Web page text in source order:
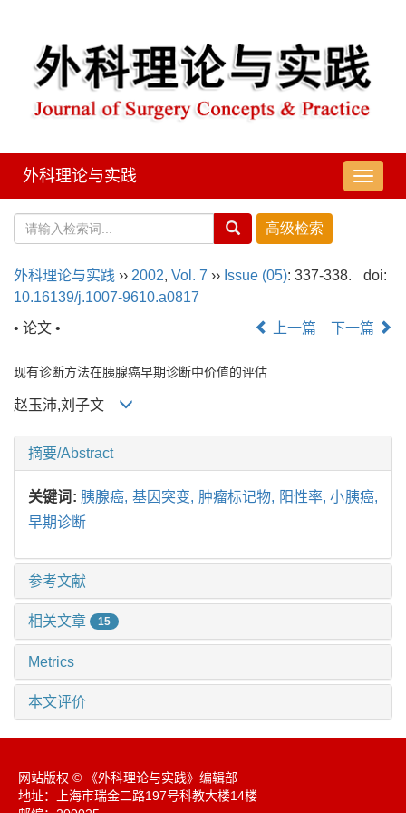
导
航
外科理论与实践
外科理论与实践 ›› 2002, Vol. 7 ›› Issue (05): 337-338.
doi:
10.16139/j.1007-9610.a0817
• 论文 •
上一篇 下一篇
现有诊断方法在胰腺癌早期诊断中价值的评估
赵玉沛,刘子文
摘要/Abstract
关键词: 胰腺癌, 基因突变, 肿瘤标记物, 阳性率,小胰癌,
早期诊断
参考文献
相关文章 15
Metrics
本文评价
网站版权 © 《外科理论与实践》编辑部
地址：上海市瑞金二路197号科教大楼14楼